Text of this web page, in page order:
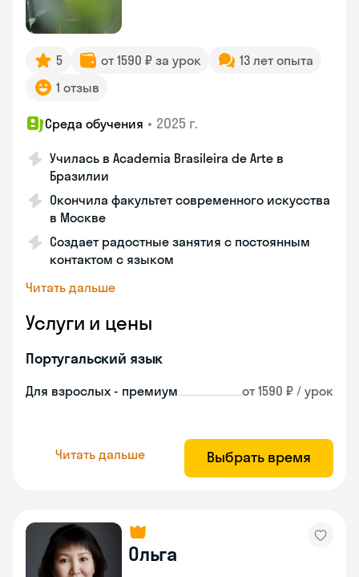
5 от 1590 ₽ за урок
13 лет опыта
1 отзыв
Среда обучения • 2025 г.
Училась в Academia Brasileira de Arte в
Бразилии
Окончила факультет современного искусства
в Москве
Создает радостные занятия с постоянным
контактом с языком
Читать дальше
Услуги и цены
Португальский язык
Для взрослых - премиум от 1590 ₽ / урок
Читать дальше Выбрать время
Ольга